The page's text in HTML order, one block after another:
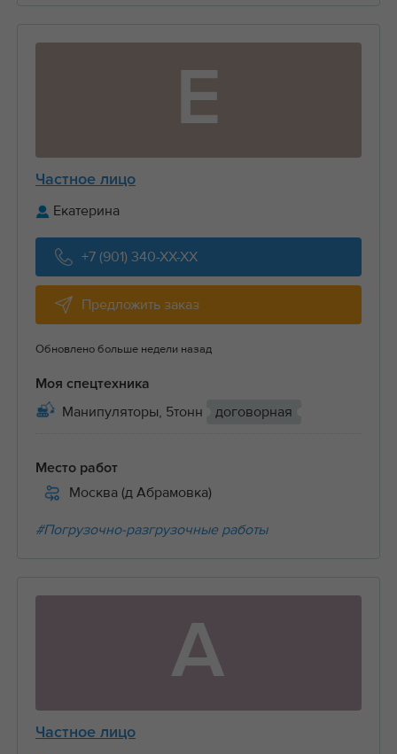
Е
Частное лицо
Екатерина
+7 (901) 340-XX-XX
Предложить заказ
Обновлено больше недели назад
Моя спецтехника
Манипуляторы, 5тонн договорная
Место работ
Москва (д Абрамовка)
#Погрузочно-разгрузочные работы
А
Частное лицо